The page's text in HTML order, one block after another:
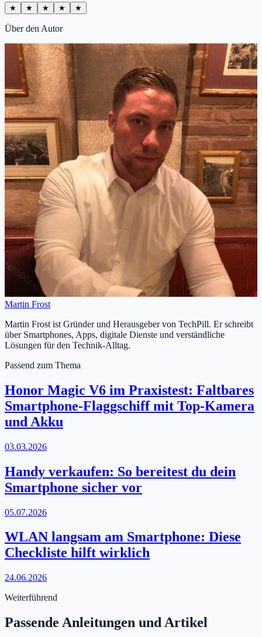
★ ★ ★ ★ ★
Über den Autor
Martin Frost
Martin Frost ist Gründer und Herausgeber von TechPill. Er schreibt
über Smartphones, Apps, digitale Dienste und verständliche
Lösungen für den Technik-Alltag.
Passend zum Thema
Honor Magic V6 im Praxistest: Faltbares
Smartphone-Flaggschiff mit Top-Kamera
und Akku
03.03.2026
Handy verkaufen: So bereitest du dein
Smartphone sicher vor
05.07.2026
WLAN langsam am Smartphone: Diese
Checkliste hilft wirklich
24.06.2026
Weiterführend
Passende Anleitungen und Artikel